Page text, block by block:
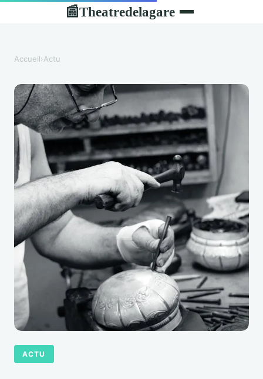
📰Theatredelagare
Accueil›Actu
ACTU